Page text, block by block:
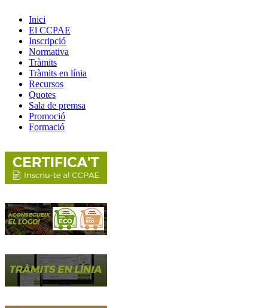
Inici
El CCPAE
Inscripció
Normativa
Tràmits
Tràmits en línia
Recursos
Quotes
Sala de premsa
Promoció
Formació